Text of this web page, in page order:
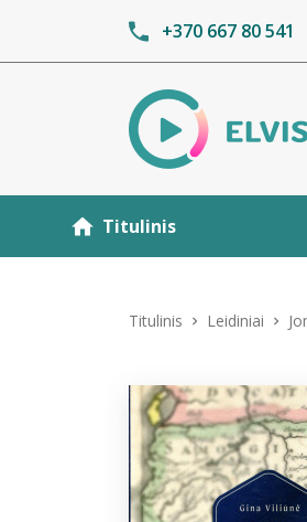
+370 667 80 541
Titulinis
Titulinis Leidiniai